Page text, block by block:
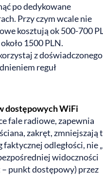
po dedykowane
Przy czym wcale nie
kosztują ok 500-700
1500 PLN.
z doświadczonego
reguł
dostępowych WiFi
fale radiowe, zapewnia
zakręt, zmniejszają
odległości, nie
widoczności
– punkt dostępowy) przez